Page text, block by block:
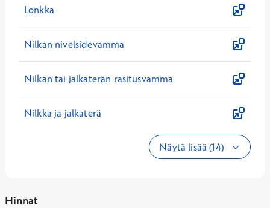
Lonkka
Nilkan nivelsidevamma
Nilkan tai jalkaterän rasitusvamma
Nilkka ja jalkaterä
Näytä lisää (14)
Hinnat